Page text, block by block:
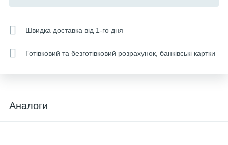
Швидка доставка від 1-го дня
Готівковий та безготівковий розрахунок, банківські картки
Аналоги